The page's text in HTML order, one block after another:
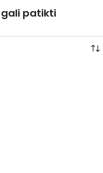
patikti